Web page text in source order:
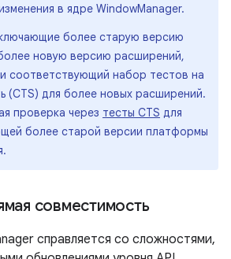
в ядре WindowManager.
более старую версию
новую версию расширений,
соответствующий набор тестов на
(CTS) для более новых расширений.
проверка через тесты CTS для
более старой версии платформы
совместимость
справляется со сложностями,